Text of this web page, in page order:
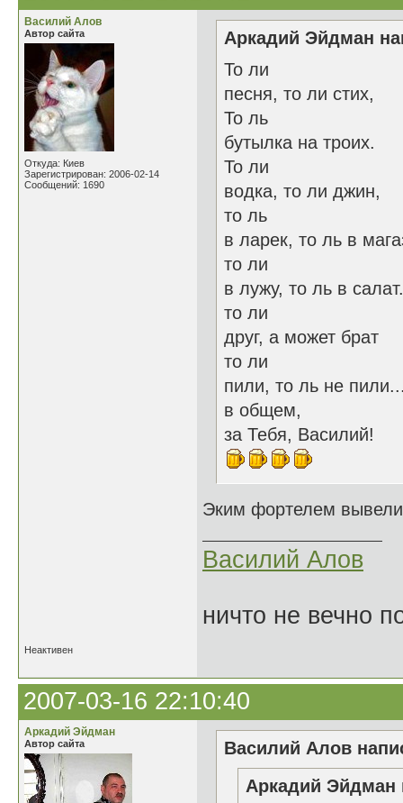
Василий Алов
Автор сайта
Откуда: Киев
Зарегистрирован: 2006-02-14
Сообщений: 1690
Аркадий Эйдман
То ли
песня, то ли стих,
То ль
бутылка на троих.
То ли
водка, то ли джин,
то ль
в ларек, то ль в
то ли
в лужу, то ль в
то ли
друг, а может брат
то ли
пили, то ль не
в общем,
за Тебя, Василий!
Эким фортелем
Василий Алов
ничто не вечно
Неактивен
2007-03-16 22:10:40
Аркадий Эйдман
Автор сайта
Василий Алов
Аркадий Эйдман